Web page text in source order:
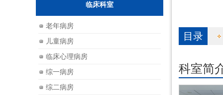
目录
科室简
临床科室
老年病房
儿童病房
临床心理病房
综一病房
综二病房